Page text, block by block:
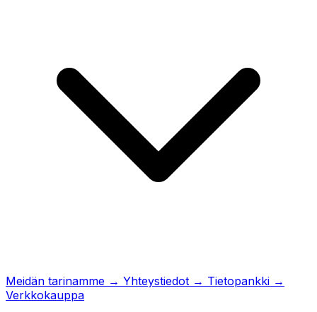
Meidän tarinamme → Yhteystiedot → Tietopankki →
Verkkokauppa